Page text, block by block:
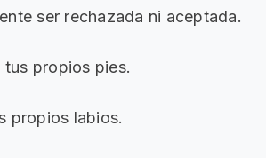
ser rechazada ni aceptada.
propios pies.
propios labios.